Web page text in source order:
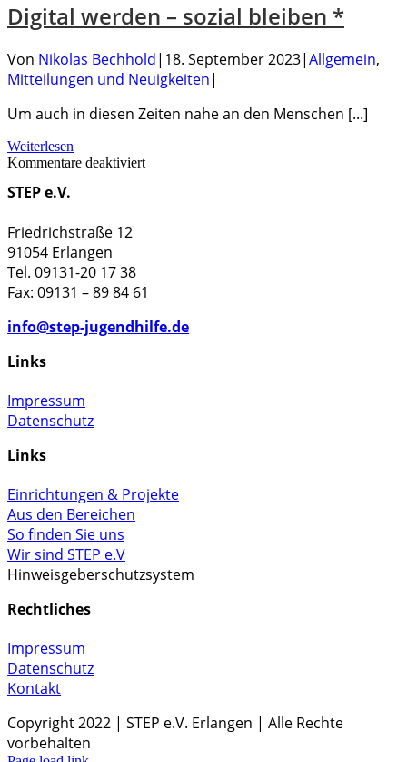
Digital werden – sozial bleiben *
VonNikolas Bechhold|18. September 2023|Allgemein,
Mitteilungen und Neuigkeiten|
Um auch in diesen Zeiten nahe an den Menschen [...]
Weiterlesen
Kommentare deaktiviertfür
STEP e.V.
Friedrichstraße 12
91054 Erlangen
Tel. 09131-20 17 38
Fax: 09131 – 89 84 61
info@step-jugendhilfe.de
Links
Impressum
Datenschutz
Links
Einrichtungen & Projekte
Aus den Bereichen
So finden Sie uns
Wir sind STEP e.V
Hinweisgeberschutzsystem
Rechtliches
Impressum
Datenschutz
Kontakt
Copyright 2022 | STEP e.V. Erlangen | Alle Rechte
vorbehalten